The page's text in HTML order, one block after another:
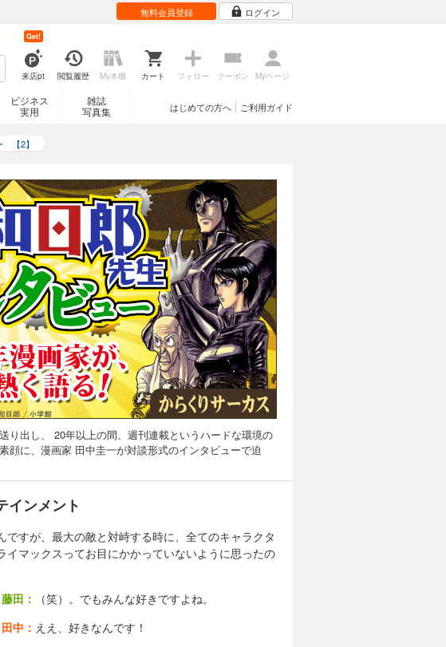
無料会員登録 ログイン
来店pt
Get!
閲覧履歴 My本棚 カート フォロー クーポン Myページ
ビジネス
実用
雑誌
写真集
ご利用ガイド
はじめての方へ
【2】
り出し、 20年以上の間、週刊連載というハードな環境の
顔に、漫画家 田中圭一が対談形式のインタビューで迫
インメント
すが、最大の敵と対峙する時に、全てのキャラクタ
マックスってお目にかかっていないように思ったの
藤田：
（笑）。でもみんな好きですよね。
田中： ええ、好きなんです！